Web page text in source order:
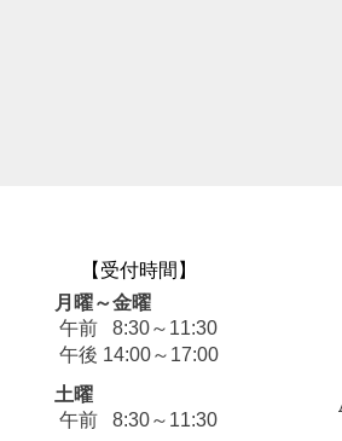
​【受付時間】
月曜～金曜
午前 8:30～11:30
午後 14:00～17:00
土曜
午前 8:30～11:30